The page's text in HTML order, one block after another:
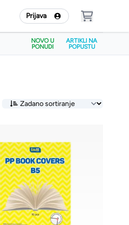
Prijava
NOVO U
PONUDI
ARTIKLI NA
POPUSTU